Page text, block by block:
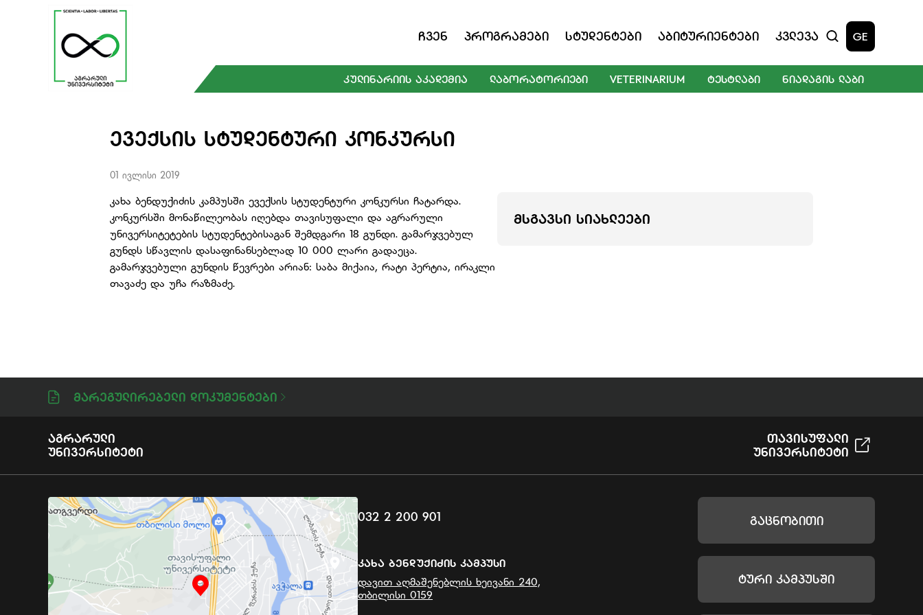
Ჩვენ Პროგრამები Სტუდენტები Აბიტურიენტები Კვლევა GE
ᲙᲣᲚᲘᲜᲐᲠᲘᲘᲡ ᲐᲙᲐᲓᲔᲛᲘᲐ ᲚᲐᲑᲝᲠᲐᲢᲝᲠᲘᲔᲑᲘ VETERINARIUM ᲢᲔᲡᲢᲚᲐᲑᲘ ᲜᲘᲐᲓᲐᲒᲘᲡ ᲚᲐᲑᲘ
ᲔᲕᲔᲥᲡᲘᲡ ᲡᲢᲣᲓᲔᲜᲢᲣᲠᲘ ᲙᲝᲜᲙᲣᲠᲡᲘ
01 ივლისი 2019
კახა ბენდუქიძის კამპუსში ევექსის სტუდენტური კონკურსი ჩატარდა.
კონკურსში მონაწილეობას იღებდა თავისუფალი და აგრარული
უნივერსიტეტების სტუდენტებისაგან შემდგარი 18 გუნდი. გამარჯვებულ
გუნდს სწავლის დასაფინანსებლად 10 000 ლარი გადაეცა.
გამარჯვებული გუნდის წევრები არიან: საბა მიქაია, რატი პერტია, ირაკლი
თავაძე და უჩა რაზმაძე.
ᲛᲡᲒᲐᲕᲡᲘ ᲡᲘᲐᲮᲚᲔᲔᲑᲘ
Მარეგულირებელი Დოკუმენტები
Აგრარული
Უნივერსიტეტი
Თავისუფალი
Უნივერსიტეტი
032 2 200 901
Კახა Ბენდუქიძის Კამპუსი
დავით აღმაშენებლის ხეივანი 240,
თბილისი 0159
Გაცნობითი
Ტური Კამპუსში